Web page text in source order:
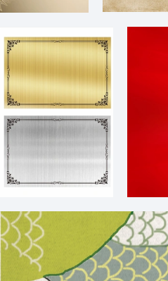
渐变金色树叶底纹h5背景图